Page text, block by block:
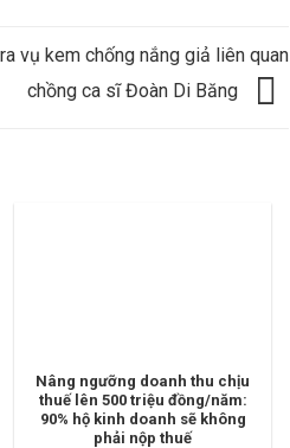
vụ kem chống nắng giả liên quan
chồng ca sĩ Đoàn Di Băng
Nâng ngưỡng doanh thu chịu
thuế lên 500 triệu đồng/năm:
90% hộ kinh doanh sẽ không
phải nộp thuế